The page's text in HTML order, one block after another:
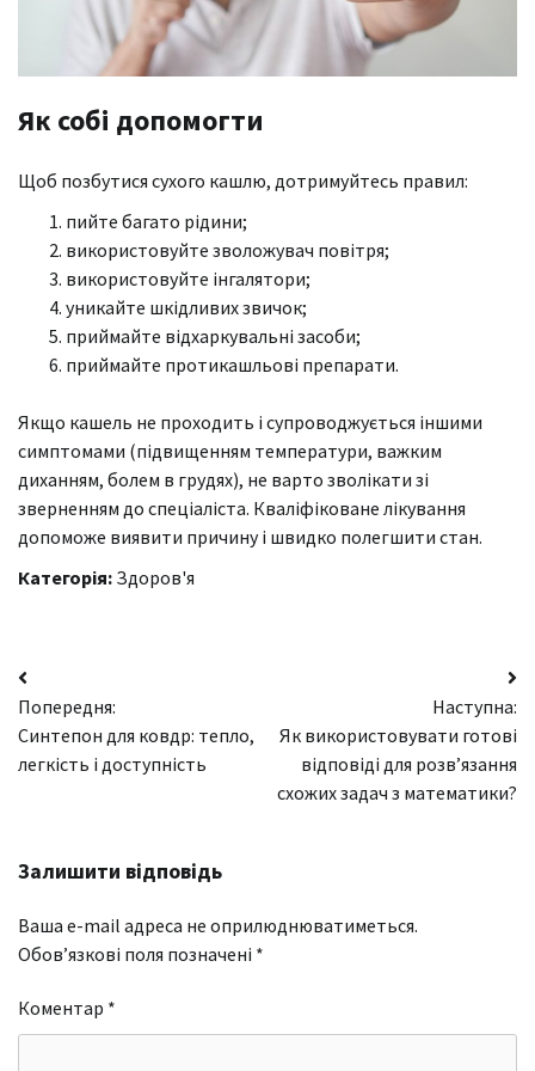
Як собі допомогти
Щоб позбутися сухого кашлю, дотримуйтесь правил:
пийте багато рідини;
використовуйте зволожувач повітря;
використовуйте інгалятори;
уникайте шкідливих звичок;
приймайте відхаркувальні засоби;
приймайте протикашльові препарати.
Якщо кашель не проходить і супроводжується іншими
симптомами (підвищенням температури, важким
диханням, болем в грудях), не варто зволікати зі
зверненням до спеціаліста. Кваліфіковане лікування
допоможе виявити причину і швидко полегшити стан.
Категорія: Здоров'я
Навігація
записів
Попередня:
Синтепон для ковдр: тепло,
легкість і доступність
Наступна:
Як використовувати готові
відповіді для розв’язання
схожих задач з математики?
Залишити відповідь
Ваша e-mail адреса не оприлюднюватиметься.
Обов’язкові поля позначені *
Коментар *